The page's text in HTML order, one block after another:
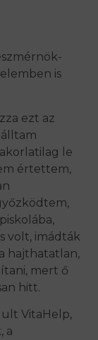
is
ezt az
le
értettem,
volt, imádták
hajthatatlan,
mert ő
hitt.
VitaHelp,
a